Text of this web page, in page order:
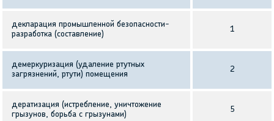
декларация промышленной безопасности-
разработка (составление)
1
демеркуризация (удаление ртутных
загрязнений, ртути) помещения
2
дератизация (истребление, уничтожение
грызунов, борьба с грызунами)
5